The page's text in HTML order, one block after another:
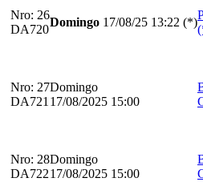
Nro: 26
DA720
Domingo 17/08/25 13:22 (*)
Nro: 27
DA721
Domingo
17/08/2025 15:00
Nro: 28
DA722
Domingo
17/08/2025 15:00